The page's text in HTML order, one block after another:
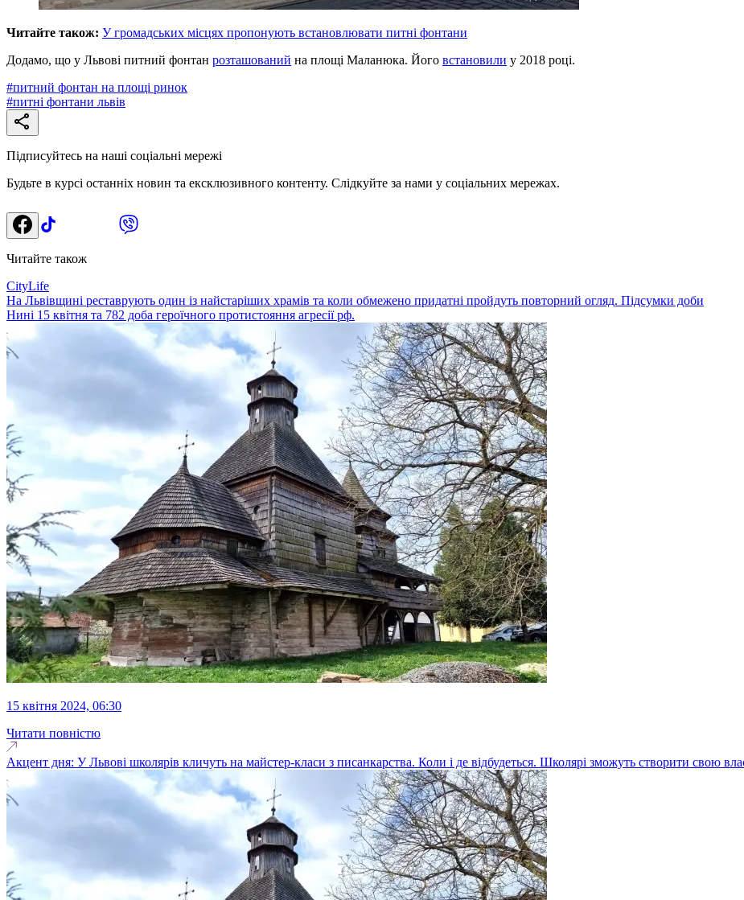
Читайте також: У громадських місцях пропонують встановлювати питні фонтани
Додамо, що у Львові питний фонтан розташований на площі Маланюка. Його встановили у 2018 році.
#питний фонтан на площі ринок
#питні фонтани львів
Підписуйтесь на наші соціальні мережі
Будьте в курсі останніх новин та ексклюзивного контенту. Слідкуйте за нами у соціальних мережах.
Читайте також
CityLife
На Львівщині реставрують один із найстаріших храмів та коли обмежено придатні пройдуть повторний огляд. Підсумки доби
Нині 15 квітня та 782 доба героїчного протистояння агресії рф.
15 квітня 2024, 06:30
Читати повністю
Акцент дня: У Львові школярів кличуть на майстер-класи з писанкарства. Коли і де відбудеться. Школярі зможуть створити свою